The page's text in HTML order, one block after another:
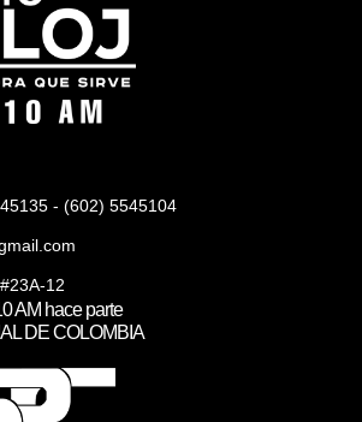
- (602) 5545104
12
AM hace parte
DE COLOMBIA